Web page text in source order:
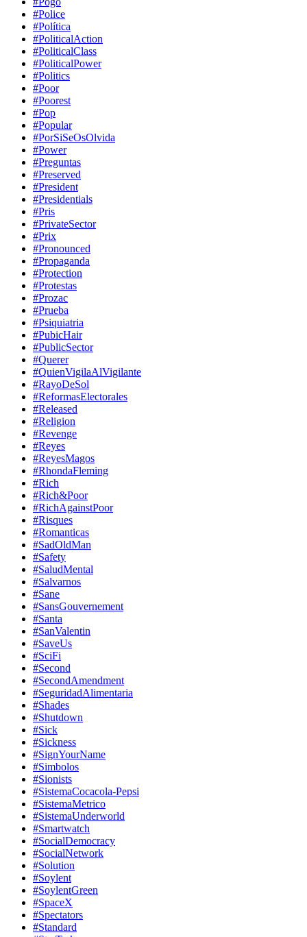
#Police
#Política
#PoliticalAction
#PoliticalClass
#PoliticalPower
#Politics
#Poor
#Poorest
#Pop
#Popular
#PorSiSeOsOlvida
#Power
#Preguntas
#Preserved
#President
#Presidentials
#Pris
#PrivateSector
#Prix
#Pronounced
#Propaganda
#Protection
#Protestas
#Prozac
#Prueba
#Psiquiatria
#PubicHair
#PublicSector
#Querer
#QuienVigilaAlVigilante
#RayoDeSol
#ReformasElectorales
#Released
#Religion
#Revenge
#Reyes
#ReyesMagos
#RhondaFleming
#Rich
#Rich&Poor
#RichAgainstPoor
#Risques
#Romanticas
#SadOldMan
#Safety
#SaludMental
#Salvarnos
#Sane
#SansGouvernement
#Santa
#SanValentin
#SaveUs
#SciFi
#Second
#SecondAmendment
#SeguridadAlimentaria
#Shades
#Shutdown
#Sick
#Sickness
#SignYourName
#Simbolos
#Sionists
#SistemaCocacola-Pepsi
#SistemaMetrico
#SistemaUnderworld
#Smartwatch
#SocialDemocracy
#SocialNetwork
#Solution
#Soylent
#SoylentGreen
#SpaceX
#Spectators
#Standard